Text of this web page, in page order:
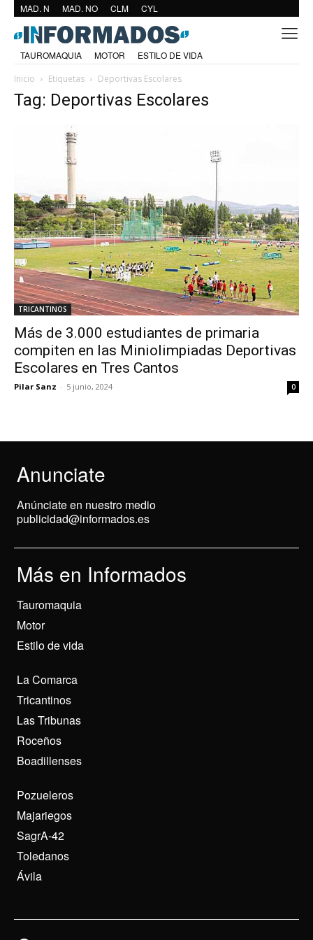
MAD. N MAD. NO CLM CYL
TAUROMAQUIA MOTOR
ESTILO DE VIDA
Inicio
Etiquetas Deportivas Escolares
Tag: Deportivas Escolares
TRICANTINOS
Más de 3.000 estudiantes de primaria
compiten en las Miniolimpiadas Deportivas
Escolares en Tres Cantos
Pilar Sanz - 5 junio, 2024 0
Anunciate
Anúnciate en nuestro medio
publicidad@informados.es
Más en Informados
Tauromaquia
Motor
Estilo de vida
La Comarca
Tricantinos
Las Tribunas
Roceños
Boadillenses
Pozueleros
Majariegos
SagrA-42
Toledanos
Ávila